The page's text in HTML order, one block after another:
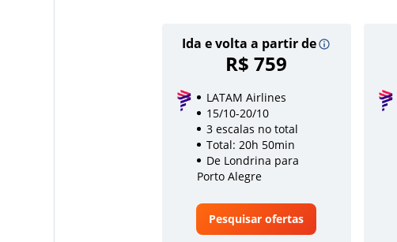
Ida e volta a partir de
R$ 759
LATAM Airlines
15/10-20/10
3 escalas no total
Total: 20h 50min
De Londrina para
Porto Alegre
Pesquisar ofertas